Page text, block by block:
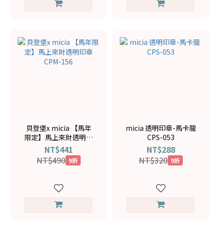
貝登堡x micia 【馬年
限定】馬上來財透明印
章 CPM-156
NT$441
NT$490 9折
micia 透明印章-馬卡龍
CPS-053
NT$288
NT$320 9折